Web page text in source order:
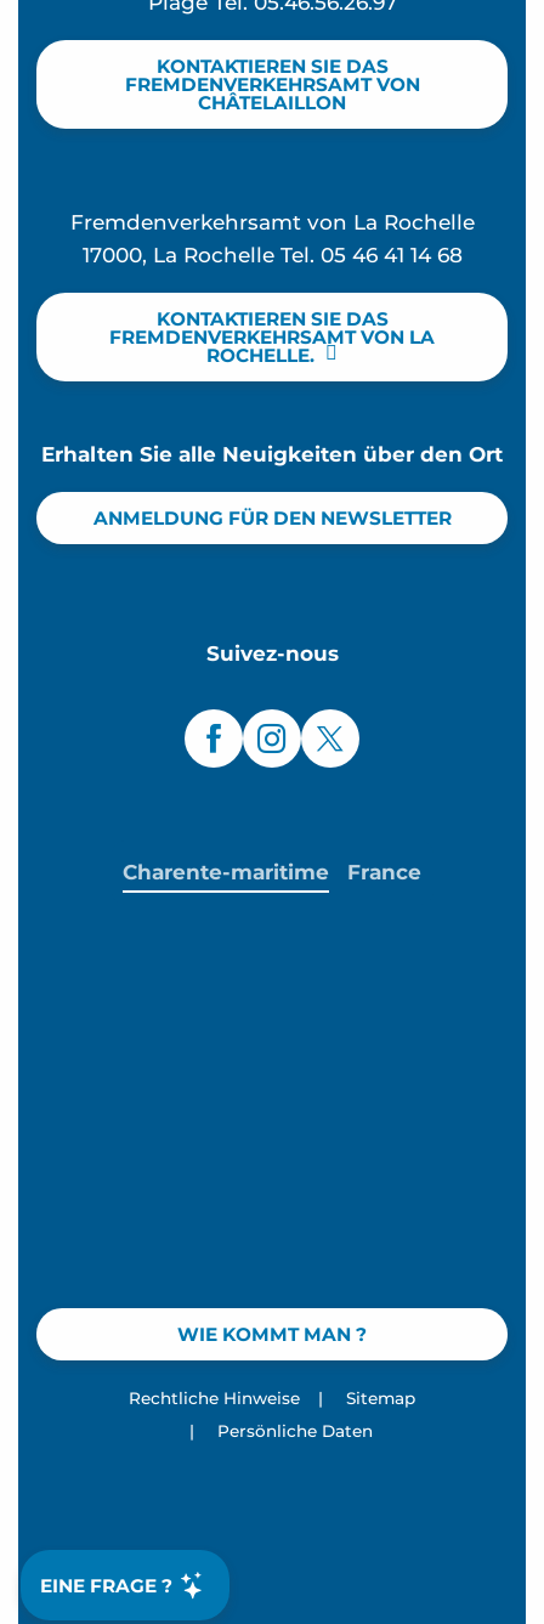
EINE FRAGE ?
KONTAKTIEREN SIE DAS
FREMDENVERKEHRSAMT VON
CHÂTELAILLON
Fremdenverkehrsamt von La Rochelle
17000, La Rochelle Tel. 05 46 41 14 68
KONTAKTIEREN SIE DAS
FREMDENVERKEHRSAMT VON LA
ROCHELLE.
Erhalten Sie alle Neuigkeiten über den Ort
ANMELDUNG FÜR DEN NEWSLETTER
Suivez-nous
WIE KOMMT MAN ?
Charente-maritime France
Rechtliche Hinweise |
Sitemap
|
Persönliche Daten